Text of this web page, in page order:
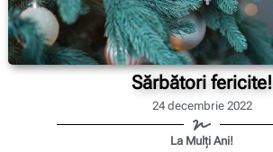
Sărbători fericite!
24 decembrie 2022
La Mulți Ani!